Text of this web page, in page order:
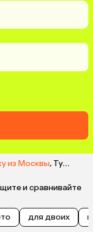
из Москвы, Туры в Чилау из Москвы
и сравнивайте
для двоих